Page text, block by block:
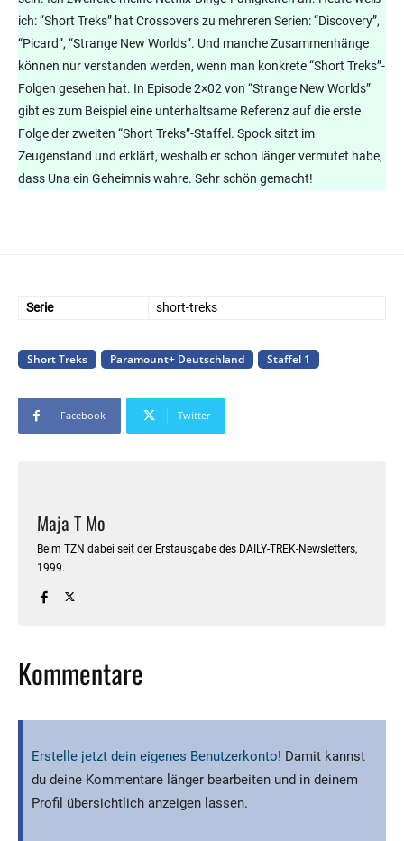
ich: “Short Treks” hat Crossovers zu mehreren Serien: “Discovery”,
“Picard”, “Strange New Worlds”. Und manche Zusammenhänge
können nur verstanden werden, wenn man konkrete “Short Treks”-
Folgen gesehen hat. In Episode 2×02 von “Strange New Worlds”
gibt es zum Beispiel eine unterhaltsame Referenz auf die erste
Folge der zweiten “Short Treks”-Staffel. Spock sitzt im
Zeugenstand und erklärt, weshalb er schon länger vermutet habe,
dass Una ein Geheimnis wahre. Sehr schön gemacht!
Serie short-treks
Short Treks Paramount+ Deutschland Staffel 1
Facebook Twitter
Maja T Mo
Beim TZN dabei seit der Erstausgabe des DAILY-TREK-Newsletters,
1999.
Kommentare
Erstelle jetzt dein eigenes Benutzerkonto! Damit kannst
du deine Kommentare länger bearbeiten und in deinem
Profil übersichtlich anzeigen lassen.